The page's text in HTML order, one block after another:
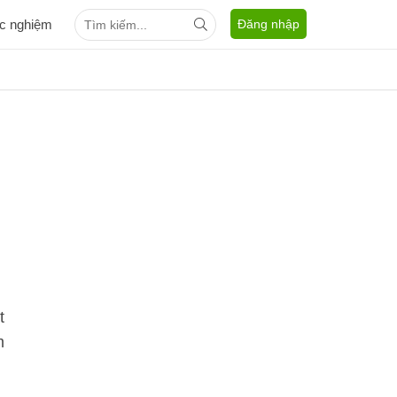
nghiệm Đăng nhập